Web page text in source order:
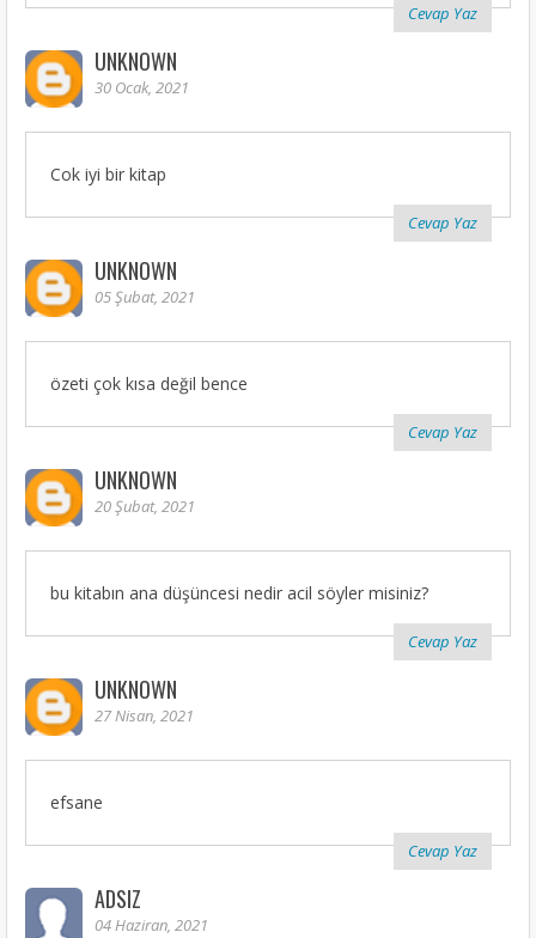
Cevap Yaz
UNKNOWN
30 Ocak, 2021
Cok iyi bir kitap
Cevap Yaz
UNKNOWN
05 Şubat, 2021
özeti çok kısa değil bence
Cevap Yaz
UNKNOWN
20 Şubat, 2021
bu kitabın ana düşüncesi nedir acil söyler misiniz?
Cevap Yaz
UNKNOWN
27 Nisan, 2021
efsane
Cevap Yaz
ADSIZ
04 Haziran, 2021